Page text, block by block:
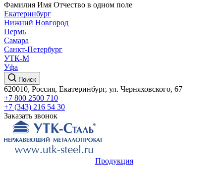
Фамилия Имя Отчество в одном поле
Екатеринбург
Нижний Новгород
Пермь
Самара
Санкт-Петербург
УТК-М
Уфа
Поиск
620010, Россия, Екатеринбург, ул. Черняховского, 67
+7 800 2500 710
+7 (343) 216 54 30
Заказать звонок
Продукция